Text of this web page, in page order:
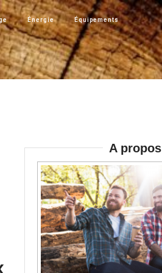
Énergie Équipements
A propos